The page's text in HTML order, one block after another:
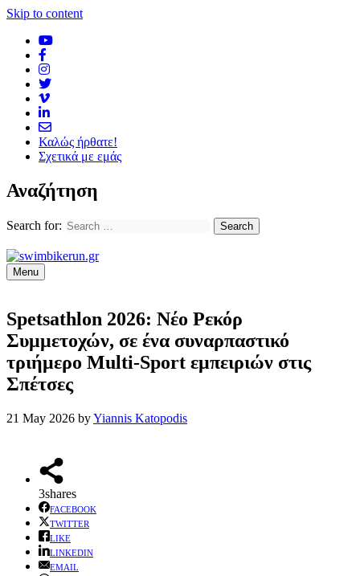
Skip to content
Καλώς ήρθατε!
Σχετικά με εμάς
Αναζήτηση
Search for:
Menu
Spetsathlon 2026: Νέο Ρεκόρ
Συμμετοχών, σε ένα συναρπαστικό
τριήμερο Μulti-Sport εμπειριών στις
Σπέτσες
21 May 2026 byYiannis Katopodis
3shares
FACEBOOK
TWITTER
LIKE
LINKEDIN
EMAIL